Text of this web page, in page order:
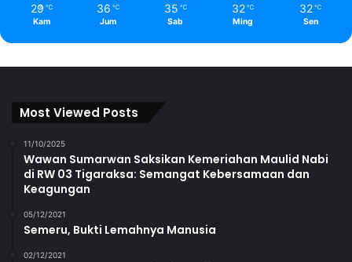
29 ℃
Kam
36 ℃
Jum
35 ℃
Sab
32 ℃
Ming
32 ℃
Sen
Most Viewed Posts
11/10/2025
Wawan Sumarwan Saksikan Kemeriahan Maulid Nabi
di RW 03 Tigaraksa: Semangat Kebersamaan dan
Keagungan
05/12/2021
Semeru, Bukti Lemahnya Manusia
02/12/2021